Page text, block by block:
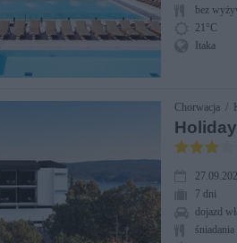
bez
21°C
Itaka
Chorwacja /
7 dni
dojazd